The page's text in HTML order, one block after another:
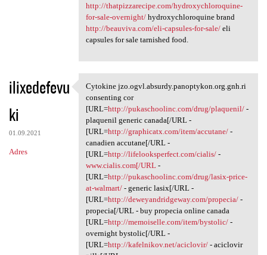
http://thatpizzarecipe.com/hydroxychloroquine-
for-sale-overnight/hydroxychloroquine brand
http://beauviva.com/eli-capsules-for-sale/eli
capsules for sale tarnished food.
ilixedefevu
ki
01.09.2021
Adres
Cytokine jzo.ogvl.absurdy
Cytokine jzo.ogvl.absurdy.panoptykon.org.gnh.ri
consenting cor
[URL=http://pukaschoolinc.com/drug/plaquenil/-
plaquenil generic canada[/URL -
[URL=http://graphicatx.com/item/accutane/-
canadien accutane[/URL -
[URL=http://lifelooksperfect.com/cialis/-
www.cialis.com[/URL-
[URL=http://pukaschoolinc.com/drug/lasix-price-
at-walmart/- generic lasix[/URL -
[URL=http://deweyandridgeway.com/propecia/-
propecia[/URL - buy propecia online canada
[URL=http://memoiselle.com/item/bystolic/-
overnight bystolic[/URL -
[URL=http://kafelnikov.net/aciclovir/- aciclovir